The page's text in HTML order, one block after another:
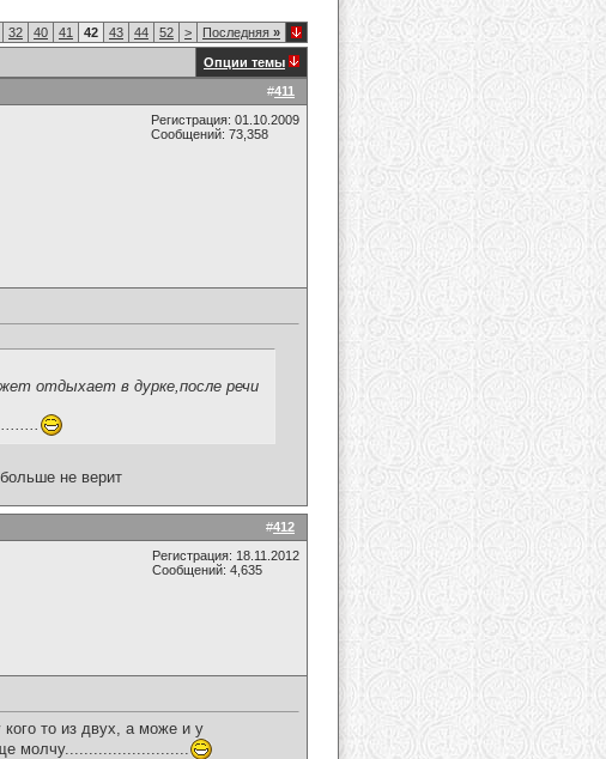
32 40 41 42 43 44 52 > Последняя »
Опции темы
#411
Регистрация: 01.10.2009
Сообщений: 73,358
отдыхает в дурке,после речи
не верит
#412
Регистрация: 18.11.2012
Сообщений: 4,635
кого то из двух, а може и у
молчу..........................